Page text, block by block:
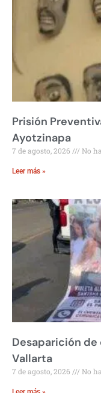
Prisión
Ayotzinapa
7 de agosto, 2026 No
Leer más »
Desaparición de
Vallarta
7 de agosto, 2026 No